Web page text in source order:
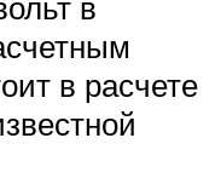
в расчете